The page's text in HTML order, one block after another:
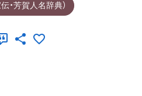
・芳賀人名辞典）